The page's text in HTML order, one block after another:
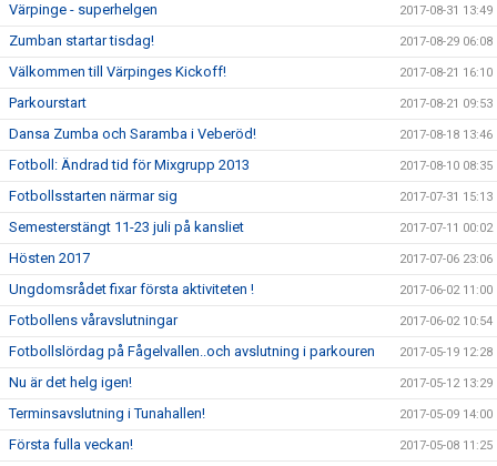
Värpinge - superhelgen 2017-08-31 13:49
Zumban startar tisdag! 2017-08-29 06:08
Välkommen till Värpinges Kickoff! 2017-08-21 16:10
Parkourstart 2017-08-21 09:53
Dansa Zumba och Saramba i Veberöd! 2017-08-18 13:46
Fotboll: Ändrad tid för Mixgrupp 2013 2017-08-10 08:35
Fotbollsstarten närmar sig 2017-07-31 15:13
Semesterstängt 11-23 juli på kansliet 2017-07-11 00:02
Hösten 2017 2017-07-06 23:06
Ungdomsrådet fixar första aktiviteten ! 2017-06-02 11:00
Fotbollens våravslutningar 2017-06-02 10:54
Fotbollslördag på Fågelvallen..och avslutning i parkouren 2017-05-19 12:28
Nu är det helg igen! 2017-05-12 13:29
Terminsavslutning i Tunahallen! 2017-05-09 14:00
Första fulla veckan! 2017-05-08 11:25